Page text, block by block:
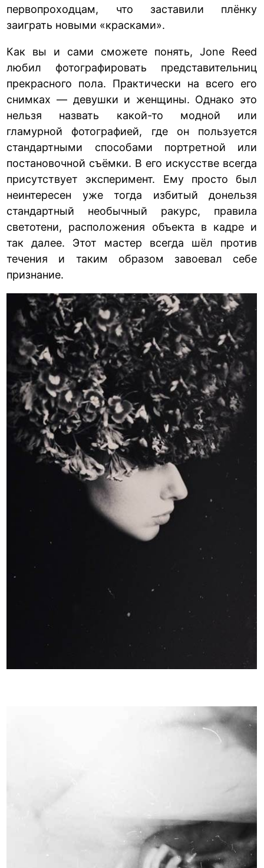
первопроходцам, что заставили плёнку
заиграть новыми «красками».
Как вы и сами сможете понять, Jone Reed
любил фотографировать представительниц
прекрасного пола. Практически на всего его
снимках — девушки и женщины. Однако это
нельзя назвать какой-то модной или
гламурной фотографией, где он пользуется
стандартными способами портретной или
постановочной съёмки. В его искусстве всегда
присутствует эксперимент. Ему просто был
неинтересен уже тогда избитый донельзя
стандартный необычный ракурс, правила
светотени, расположения объекта в кадре и
так далее. Этот мастер всегда шёл против
течения и таким образом завоевал себе
признание.